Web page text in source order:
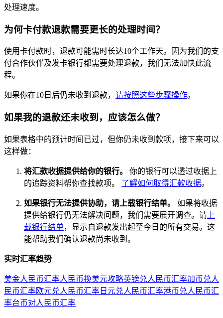
处理速度。
为何卡付款退款需要更长的处理时间？
使用卡付款时，退款可能需时长达10个工作天。因为我们的支
付合作伙伴及发卡银行都需要处理退款，我们无法加快此流
程。
如果你在10日后仍未收到退款， 请按照这些步骤操作。
如果我的退款还未收到，应该怎么做？
如果表格中的预计时间已过，但你仍未收到款项，接下来可以
这样做：
将汇款收据提供给你的银行。
你的银行可以透过收据上
的追踪资料帮你查找款项。 了解如何取得汇款收据。
如果银行无法提供协助，请上载银行结单。
如果将收据
提供给银行仍无法解决问题，我们需要展开调查。请 上
载银行结单，显示自退款发出起至今日的所有交易。这
能帮助我们确认退款尚未收到。
实时汇率趋势
美金人民币汇率人民币换美元攻略英镑兑人民币汇率加币兑人
民币汇率欧元兑人民币汇率 日元兑人民币汇率港币兑人民币汇
率台币对人民币汇率